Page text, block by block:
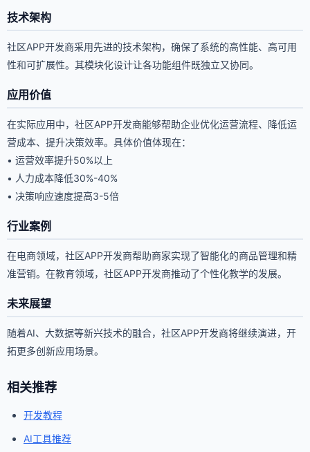
技术架构
社区APP开发商采用先进的技术架构，确保了系统的高性能、高可用
性和可扩展性。其模块化设计让各功能组件既独立又协同。
应用价值
在实际应用中，社区APP开发商能够帮助企业优化运营流程、降低运
营成本、提升决策效率。具体价值体现在：
• 运营效率提升50%以上
• 人力成本降低30%-40%
• 决策响应速度提高3-5倍
行业案例
在电商领域，社区APP开发商帮助商家实现了智能化的商品管理和精
准营销。在教育领域，社区APP开发商推动了个性化教学的发展。
未来展望
随着AI、大数据等新兴技术的融合，社区APP开发商将继续演进，开
拓更多创新应用场景。
相关推荐
开发教程
AI工具推荐